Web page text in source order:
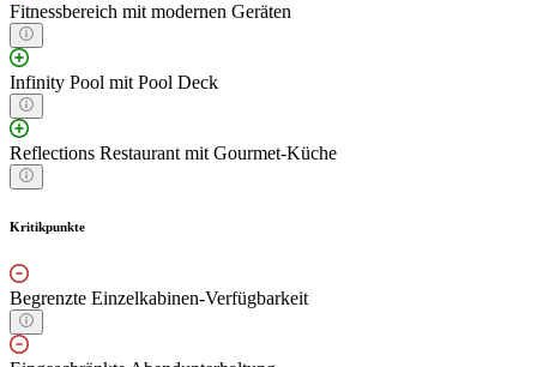
Fitnessbereich mit modernen Geräten
Infinity Pool mit Pool Deck
Reflections Restaurant mit Gourmet-Küche
Kritikpunkte
Begrenzte Einzelkabinen-Verfügbarkeit